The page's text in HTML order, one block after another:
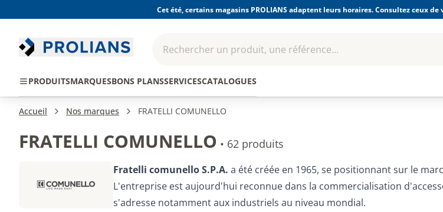
Cet été, certains magasins PROLIANS adaptent leurs horaires. Consultez ceux
Rechercher un produit, une référence...
PRODUITSMARQUESBONS PLANSSERVICESCATALOGUES
individuelle
Outillage Consommables
Accueil Nos marques FRATELLI COMUNELLO
FRATELLI COMUNELLO • 62 produits
Fratelli comunello S.P.A. a été créée en 1965, se positionnant sur le
L'entreprise est aujourd'hui reconnue dans la commercialisation
s'adresse notamment aux industriels au niveau mondial.